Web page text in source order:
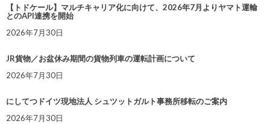
【トドケール】マルチキャリア化に向けて、2026年7月よりヤマト運輸
とのAPI連携を開始
2026年7月30日
JR貨物／お盆休み期間の貨物列車の運転計画について
2026年7月30日
にしてつドイツ現地法人 シュツットガルト事務所移転のご案内
2026年7月30日